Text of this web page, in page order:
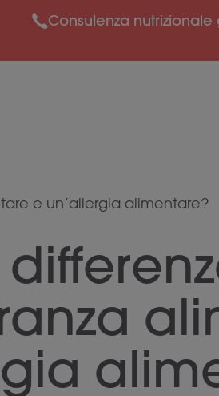
Consulenza nutrizionale
e un’allergia alimentare?